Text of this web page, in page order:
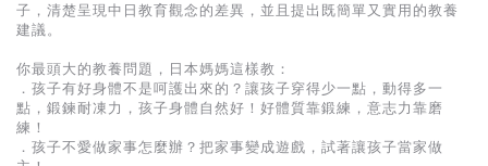
子，清楚呈現中日教育觀念的差異，並且提出既簡單又實用的教養
建議。
你最頭大的教養問題，日本媽媽這樣教：
．孩子有好身體不是呵護出來的？讓孩子穿得少一點，動得多一
點，鍛鍊耐凍力，孩子身體自然好！好體質靠鍛練，意志力靠磨
練！
．孩子不愛做家事怎麼辦？把家事變成遊戲，試著讓孩子當家做